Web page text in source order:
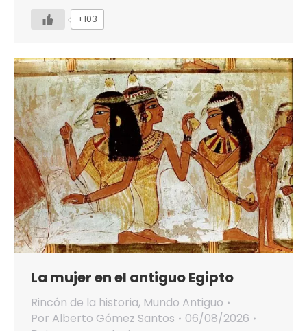
+103
La mujer en el antiguo Egipto
Rincón de la historia, Mundo Antiguo
Por Alberto Gómez Santos
06/08/2026